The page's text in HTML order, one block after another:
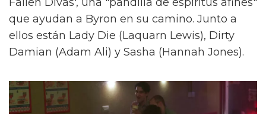
que ayudan a Byron en su camino. Junto a
ellos están Lady Die (Laquarn Lewis), Dirty
Damian (Adam Ali) y Sasha (Hannah Jones).